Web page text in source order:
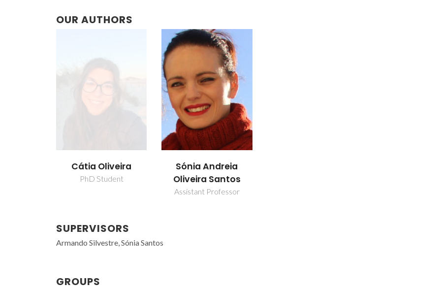
OUR AUTHORS
Cátia Oliveira
PhD Student
Sónia Andreia
Oliveira Santos
Assistant Professor
SUPERVISORS
Armando Silvestre, Sónia Santos
GROUPS